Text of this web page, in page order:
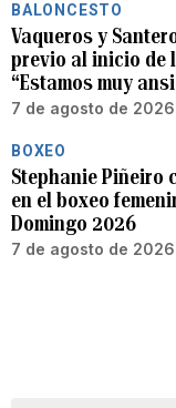
BALONCESTO
Vaqueros y
previo al inicio de
“Estamos muy
7 de agosto de
BOXEO
Stephanie Piñeiro
en el boxeo
Domingo 2026
7 de agosto de